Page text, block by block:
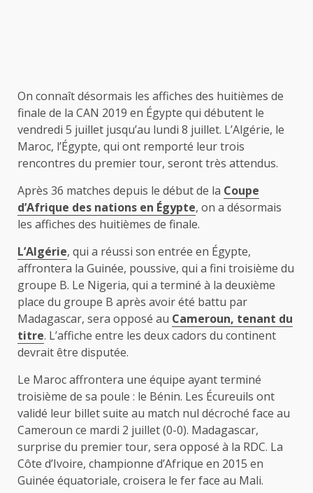
On connaît désormais les affiches des huitièmes de
finale de la CAN 2019 en Égypte qui débutent le
vendredi 5 juillet jusqu’au lundi 8 juillet. L’Algérie, le
Maroc, l’Égypte, qui ont remporté leur trois
rencontres du premier tour, seront très attendus.
Après 36 matches depuis le début de la Coupe
d’Afrique des nations en Égypte, on a désormais
les affiches des huitièmes de finale.
L’Algérie, qui a réussi son entrée en Égypte,
affrontera la Guinée, poussive, qui a fini troisième du
groupe B. Le Nigeria, qui a terminé à la deuxième
place du groupe B après avoir été battu par
Madagascar, sera opposé au Cameroun, tenant du
titre. L’affiche entre les deux cadors du continent
devrait être disputée.
Le Maroc affrontera une équipe ayant terminé
troisième de sa poule : le Bénin. Les Écureuils ont
validé leur billet suite au match nul décroché face au
Cameroun ce mardi 2 juillet (0-0). Madagascar,
surprise du premier tour, sera opposé à la RDC. La
Côte d’Ivoire, championne d’Afrique en 2015 en
Guinée équatoriale, croisera le fer face au Mali.